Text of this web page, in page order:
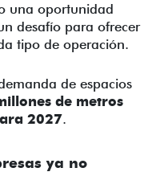
una oportunidad
desafío para ofrecer
tipo de operación.
de espacios
de metros
2027.
ya no